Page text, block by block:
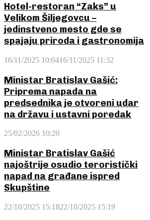
Hotel-restoran “Zaks” u
Velikom Šiljegovcu –
jedinstveno mesto gde se
spajaju priroda i gastronomija
16/11/2025 10:0416/11/2025 11:32
Ministar Bratislav Gašić:
Priprema napada na
predsednika je otvoreni udar
na državu i ustavni poredak
25/02/2026 10:20
Ministar Bratislav Gašić
najoštrije osudio teroristički
napad na građane ispred
Skupštine
22/10/2025 15:1822/10/2025 15:19